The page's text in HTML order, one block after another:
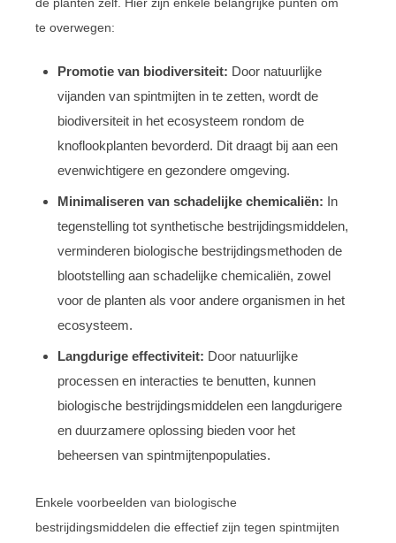
te overwegen:
Promotie van biodiversiteit: Door natuurlijke
vijanden van spintmijten in te zetten, wordt de
biodiversiteit in het ecosysteem rondom de
knoflookplanten bevorderd. Dit draagt bij aan een
evenwichtigere en gezondere omgeving.
Minimaliseren van schadelijke chemicaliën: In
tegenstelling tot synthetische bestrijdingsmiddelen,
verminderen biologische bestrijdingsmethoden de
blootstelling aan schadelijke chemicaliën, zowel
voor de planten als voor andere organismen in het
ecosysteem.
Langdurige effectiviteit: Door natuurlijke
processen en interacties te benutten, kunnen
biologische bestrijdingsmiddelen een langdurigere
en duurzamere oplossing bieden voor het
beheersen van spintmijtenpopulaties.
Enkele voorbeelden van biologische
bestrijdingsmiddelen die effectief zijn tegen spintmijten